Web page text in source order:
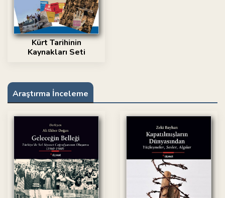
Kürt Tarihinin
Kaynakları Seti
Araştırma İnceleme